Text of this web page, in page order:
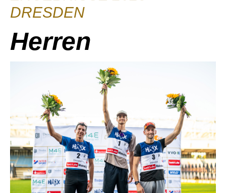
DRESDEN
Herren